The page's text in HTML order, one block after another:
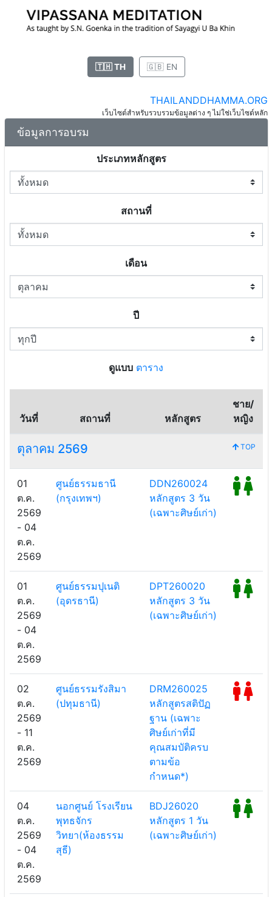
🇹🇭 TH 🇬🇧 EN
THAILANDDHAMMA.ORG
เว็บไซต์สำหรับรวบรวมข้อมูลต่าง ๆ ไม่ใช่เว็บไซต์หลัก
ข้อมูลการอบรม
ประเภทหลักสูตร
สถานที่
เดือน
ปี
ดูแบบ ตาราง
วันที่ สถานที่ หลักสูตร
ชาย/
หญิง
ตุลาคม 2569 TOP
01
ต.ค.
2569
- 04
ต.ค.
2569
ศูนย์ธรรมธานี
(กรุงเทพฯ)
DDN260024
หลักสูตร 3 วัน
(เฉพาะศิษย์เก่า)
01
ต.ค.
2569
- 04
ต.ค.
2569
ศูนย์ธรรมปุเนติ
(อุดรธานี)
DPT260020
หลักสูตร 3 วัน
(เฉพาะศิษย์เก่า)
02
ต.ค.
2569
- 11
ต.ค.
2569
ศูนย์ธรรมรังสิมา
(ปทุมธานี)
DRM260025
หลักสูตรสติปัฏ
ฐาน (เฉพาะ
ศิษย์เก่าที่มี
คุณสมบัติครบ
ตามข้อ
กำหนด*)
04
ต.ค.
2569
- 04
ต.ค.
2569
นอกศูนย์ โรงเรียน
พุทธจักร
วิทยา(ห้องธรรม
สุธี)
BDJ26020
หลักสูตร 1 วัน
(เฉพาะศิษย์เก่า)